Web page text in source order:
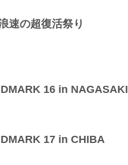
速の超復活祭り
16 in NAGASAKI
17 in CHIBA